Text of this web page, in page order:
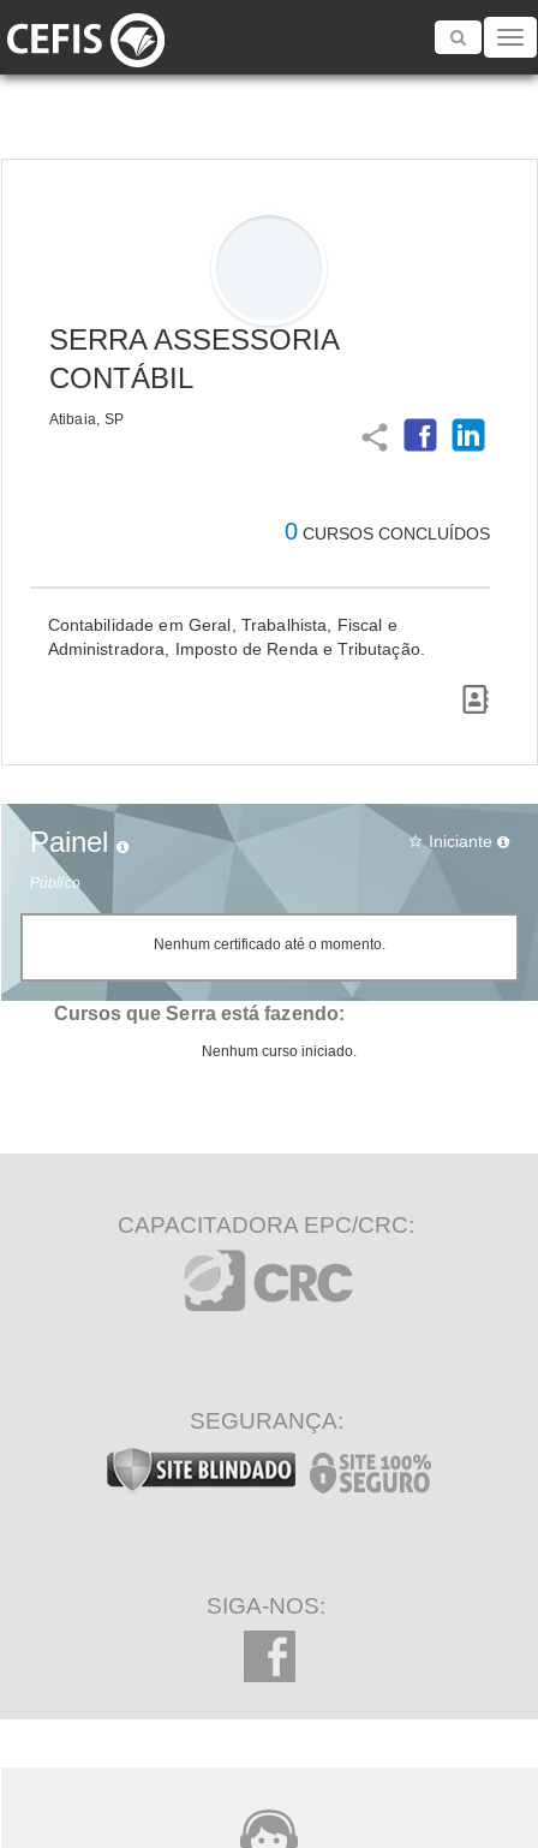
Toggle
SERRA ASSESSORIA
CONTÁBIL
Atibaia, SP
share
0 CURSOS CONCLUÍDOS
Contabilidade em Geral, Trabalhista, Fiscal e
Administradora, Imposto de Renda e Tributação.
Painel
Público
star_border Iniciante
Nenhum certificado até o momento.
Cursos que Serra está fazendo:
Nenhum curso iniciado.
CAPACITADORA EPC/CRC:
SEGURANÇA:
SIGA-NOS: